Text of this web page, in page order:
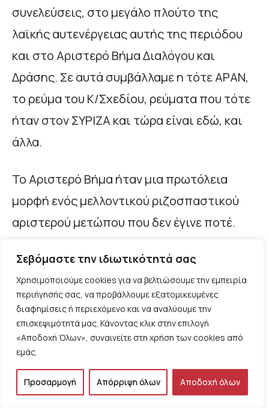
Σεβόμαστε την ιδιωτικότητά σας
Χρησιμοποιούμε cookies για να βελτιώσουμε την εμπειρία
περιήγησής σας, να προβάλλουμε εξατομικευμένες
διαφημίσεις ή περιεχόμενο και να αναλύουμε την
επισκεψιμότητά μας. Κάνοντας κλικ στην επιλογή
«Αποδοχή Όλων», συναινείτε στη χρήση των cookies από
εμάς.
Προσαρμογή Απόρριψη όλων Αποδοχή όλων
συνελεύσεις, στο μεγάλο πλούτο της
λαϊκής αυτενέργειας αυτής της περιόδου
και στο Αριστερό Βήμα Διαλόγου και
Δράσης. Σε αυτά συμβάλλαμε η τότε ΑΡΑΝ,
το ρεύμα του Κ/Σχεδίου, ρεύματα που τότε
ήταν στον ΣΥΡΙΖΑ και τώρα είναι εδώ, και
άλλα.
Το Αριστερό Βήμα ήταν μια πρωτόλεια
μορφή ενός μελλοντικού ριζοσπαστικού
αριστερού μετώπου που δεν έγινε ποτέ.
λαϊκών – μεταρρυθμιστικών πολιτικών
δυνάμεων πάνω σε συγκεκριμένο
πρόγραμμα ανατροπής της επίθεσης με
ανοιχτή τη διαπάλη για ηγεμονία. Σε αυτή
την κατεύθυνση, ήδη από το 2010 – 12,
έπρεπε να κινηθούν οι αντίστοιχες τάσεις
της ΑΝΤΑΡΣΥΑ, του ΣΥΡΙΖΑ και του ΚΚΕ.